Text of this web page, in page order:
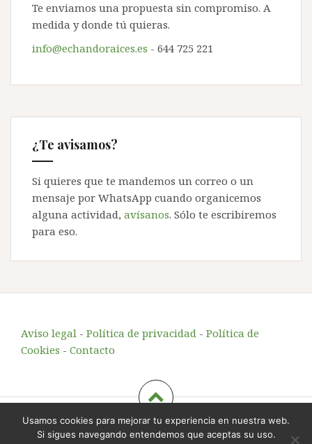
Te enviamos una propuesta sin compromiso. A
medida y donde tú quieras.
info@echandoraices.es - 644 725 221
¿Te avisamos?
Si quieres que te mandemos un correo o un
mensaje por WhatsApp cuando organicemos
alguna actividad, avísanos. Sólo te escribiremos
para eso.
Aviso legal - Política de privacidad - Política de
Cookies - Contacto
Echando Raíces, educación y animación en el entorno
Usamos cookies para mejorar tu experiencia en nuestra web.
Si sigues navegando entendemos que aceptas su uso.